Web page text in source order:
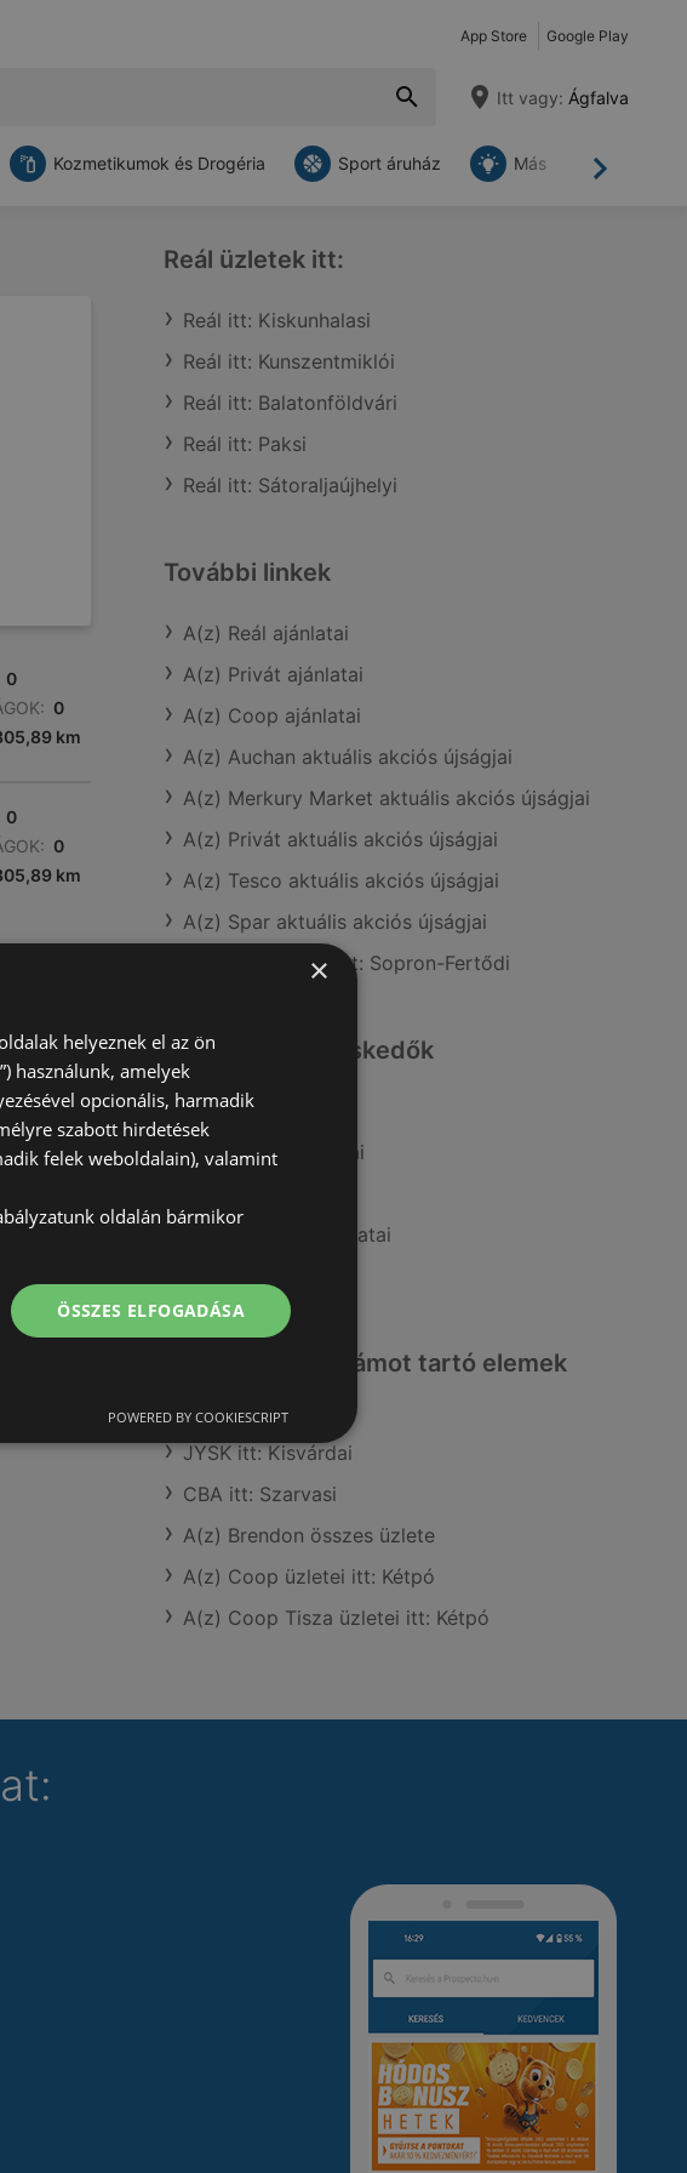
App Store Google Play
Itt vagy: Ágfalva
Tovább
Kozmetikumok és Drogéria Sport áruház Más
0
0
km
0
0
km
Reál üzletek itt:
Reál itt: Kiskunhalasi
Reál itt: Kunszentmiklói
Reál itt: Balatonföldvári
Reál itt: Paksi
Reál itt: Sátoraljaújhelyi
További linkek
A(z) Reál ajánlatai
A(z) Privát ajánlatai
A(z) Coop ajánlatai
A(z) Auchan aktuális akciós újságjai
A(z) Merkury Market aktuális akciós újságjai
A(z) Privát aktuális akciós újságjai
A(z) Tesco aktuális akciós újságjai
A(z) Spar aktuális akciós újságjai
A(z) Reál üzletei itt: Sopron-Fertődi
Hasonló kiskereskedők
A(z) ALDI ajánlatai
A(z) Tesco ajánlatai
A(z) Interspar ajánlatai
Érdeklődésre számot tartó elemek
JYSK itt: Kisvárdai
CBA itt: Szarvasi
A(z) Brendon összes üzlete
A(z) Coop üzletei itt: Kétpó
A(z) Coop Tisza üzletei itt: Kétpó
×
helyeznek el az ön
használunk, amelyek
opcionális, harmadik
szabott hirdetések
felek weboldalain), valamint
oldalán bármikor
ÖSSZES ELFOGADÁSA
POWERED BY COOKIESCRIPT